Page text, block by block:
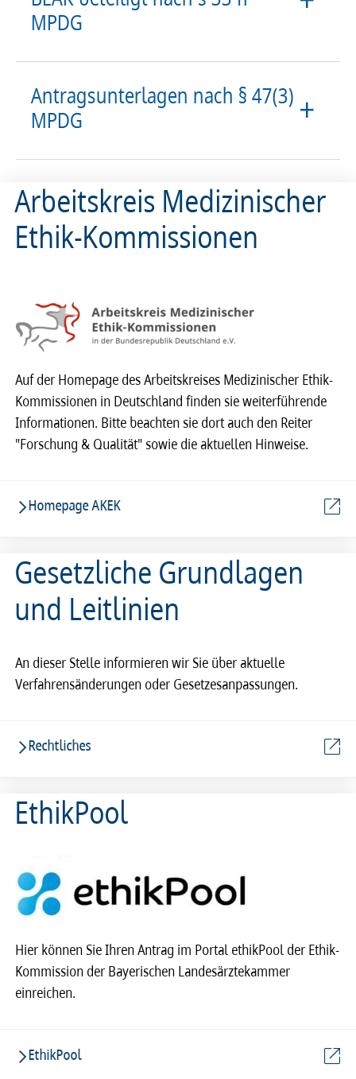
MPDG
Antragsunterlagen nach § 47(3)
MPDG
Arbeitskreis Medizinischer
Ethik-Kommissionen
Auf der Homepage des Arbeitskreises Medizinischer Ethik-
Kommissionen in Deutschland finden sie weiterführende
Informationen. Bitte beachten sie dort auch den Reiter
"Forschung & Qualität" sowie die aktuellen Hinweise.
Homepage AKEK
Gesetzliche Grundlagen
und Leitlinien
An dieser Stelle informieren wir Sie über aktuelle
Verfahrensänderungen oder Gesetzesanpassungen.
Rechtliches
EthikPool
Hier können Sie Ihren Antrag im Portal ethikPool der Ethik-
Kommission der Bayerischen Landesärztekammer
einreichen.
EthikPool